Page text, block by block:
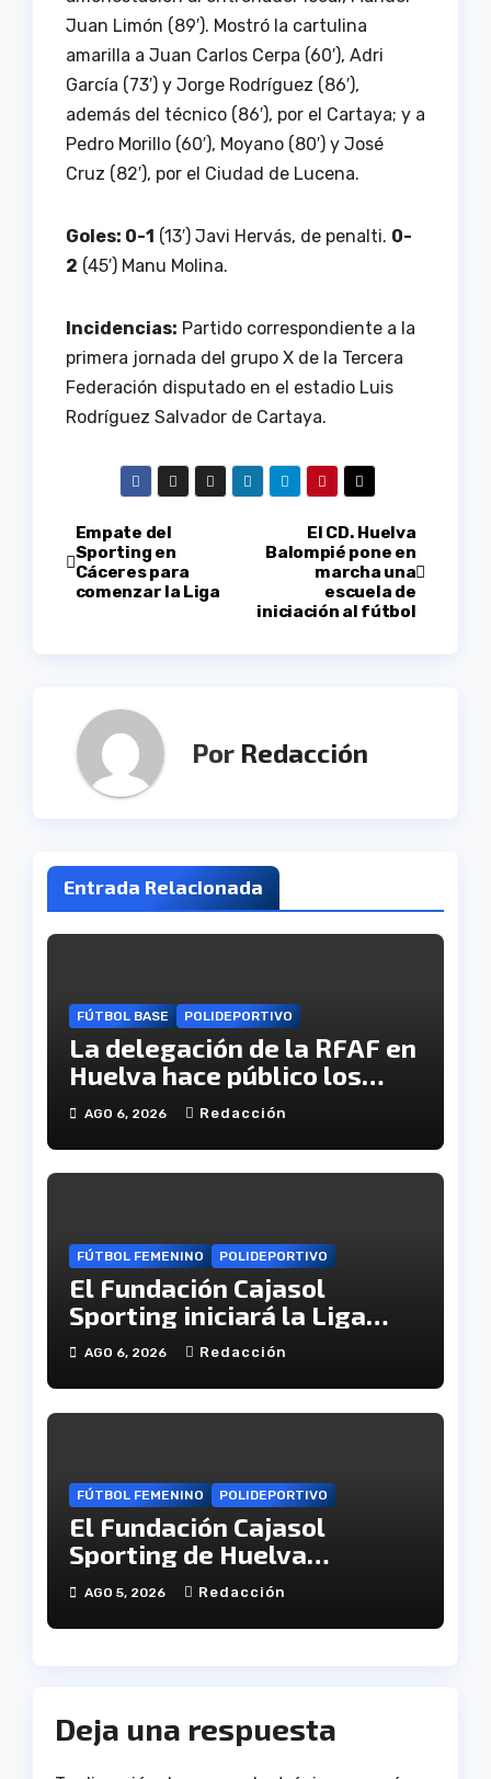
Juan Limón (89′). Mostró la cartulina
amarilla a Juan Carlos Cerpa (60′), Adri
García (73′) y Jorge Rodríguez (86′),
además del técnico (86′), por el Cartaya; y a
Pedro Morillo (60′), Moyano (80′) y José
Cruz (82′), por el Ciudad de Lucena.
Goles: 0-1 (13′) Javi Hervás, de penalti. 0-
2 (45′) Manu Molina.
Incidencias: Partido correspondiente a la
primera jornada del grupo X de la Tercera
Federación disputado en el estadio Luis
Rodríguez Salvador de Cartaya.
Navegación
de
El CD. Huelva
Balompié pone en
marcha una
escuela de
iniciación al fútbol
Empate del
Sporting en
Cáceres para
comenzar la Liga
Por Redacción
Entrada Relacionada
FÚTBOL BASE POLIDEPORTIVO
La delegación de la RFAF en
Huelva hace público los
calendarios de la categoría
juvenil
AGO 6, 2026 Redacción
FÚTBOL FEMENINO POLIDEPORTIVO
El Fundación Cajasol
Sporting iniciará la Liga
recibiendo al Cacereño
AGO 6, 2026 Redacción
FÚTBOL FEMENINO POLIDEPORTIVO
El Fundación Cajasol
Sporting de Huelva
disputará la Copa de
Andalucía en el Estadio
Antonio Toledo Sánchez
AGO 5, 2026 Redacción
Deja una respuesta